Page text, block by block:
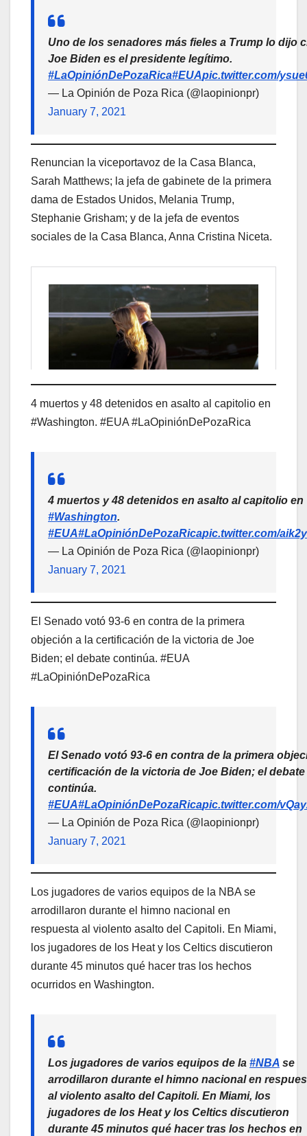
Uno de los senadores más fieles a Trump lo dijo
Joe Biden es el presidente legítimo.
#LaOpiniónDePozaRica#EUApic.twitter.com/
— La Opinión de Poza Rica (@laopinionpr)
January 7, 2021
Renuncian la viceportavoz de la Casa Blanca,
Sarah Matthews; la jefa de gabinete de la primera
dama de Estados Unidos, Melania Trump,
Stephanie Grisham; y de la jefa de eventos
sociales de la Casa Blanca, Anna Cristina Niceta.
4 muertos y 48 detenidos en asalto al capitolio en
#Washington. #EUA #LaOpiniónDePozaRica
4 muertos y 48 detenidos en asalto al capitolio en
#Washington.
#EUA#LaOpiniónDePozaRicapic.twitter.com/
— La Opinión de Poza Rica (@laopinionpr)
January 7, 2021
El Senado votó 93-6 en contra de la primera
objeción a la certificación de la victoria de Joe
Biden; el debate continúa. #EUA
#LaOpiniónDePozaRica
El Senado votó 93-6 en contra de la primera
certificación de la victoria de Joe Biden; el debate
continúa.
#EUA#LaOpiniónDePozaRicapic.twitter.com/
— La Opinión de Poza Rica (@laopinionpr)
January 7, 2021
Los jugadores de varios equipos de la NBA se
arrodillaron durante el himno nacional en
respuesta al violento asalto del Capitoli. En Miami,
los jugadores de los Heat y los Celtics discutieron
durante 45 minutos qué hacer tras los hechos
ocurridos en Washington.
Los jugadores de varios equipos de la #NBA se
arrodillaron durante el himno nacional en
al violento asalto del Capitoli. En Miami, los
jugadores de los Heat y los Celtics discutieron
durante 45 minutos qué hacer tras los hechos en